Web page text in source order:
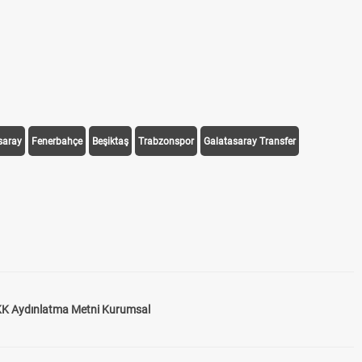
Fenerbahçe Beşiktaş Trabzonspor Galatasaray Transfer
Aydınlatma Metni Kurumsal